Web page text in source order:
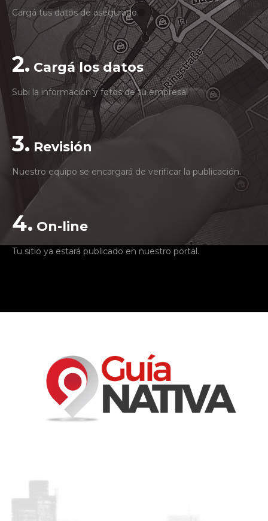
Cargá tus datos de asegurado.
2. Cargá los datos
Subi la información y fotos de tu empresa.
3. Revisión
Nuestro equipo se encargará de verificar la publicación.
4. On-line
Tu sitio ya estará publicado en nuestro portal.